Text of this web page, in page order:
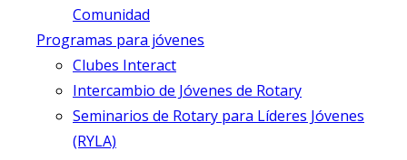
Comunidad
Programas para jóvenes
Clubes Interact
Intercambio de Jóvenes de Rotary
Seminarios de Rotary para Líderes Jóvenes
(RYLA)